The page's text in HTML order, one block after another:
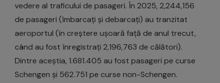
vedere al traficului de pasageri. În 2025, 2,244,156
de pasageri (îmbarcați și debarcați) au tranzitat
aeroportul (în creștere ușoară față de anul trecut,
când au fost înregistrați 2,196,763 de călători).
Dintre aceștia, 1.681.405 au fost pasageri pe curse
Schengen și 562.751 pe curse non-Schengen.